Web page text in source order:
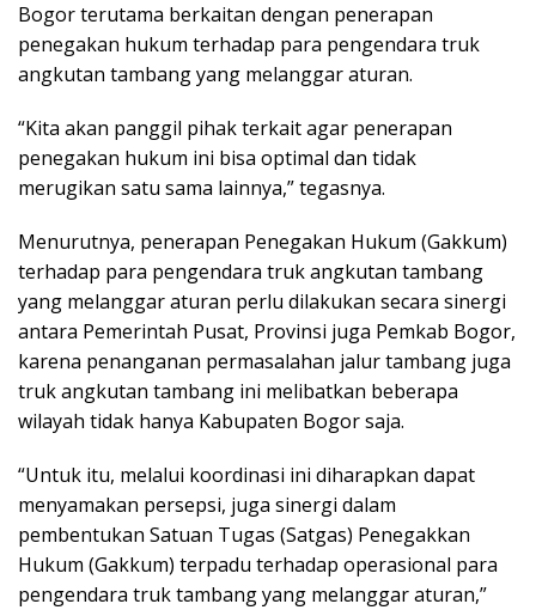
Bogor terutama berkaitan dengan penerapan
penegakan hukum terhadap para pengendara truk
angkutan tambang yang melanggar aturan.
“Kita akan panggil pihak terkait agar penerapan
penegakan hukum ini bisa optimal dan tidak
merugikan satu sama lainnya,” tegasnya.
Menurutnya, penerapan Penegakan Hukum (Gakkum)
terhadap para pengendara truk angkutan tambang
yang melanggar aturan perlu dilakukan secara sinergi
antara Pemerintah Pusat, Provinsi juga Pemkab Bogor,
karena penanganan permasalahan jalur tambang juga
truk angkutan tambang ini melibatkan beberapa
wilayah tidak hanya Kabupaten Bogor saja.
“Untuk itu, melalui koordinasi ini diharapkan dapat
menyamakan persepsi, juga sinergi dalam
pembentukan Satuan Tugas (Satgas) Penegakkan
Hukum (Gakkum) terpadu terhadap operasional para
pengendara truk tambang yang melanggar aturan,”